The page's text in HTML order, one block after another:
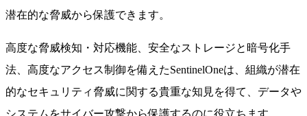
潜在的な脅威から保護できます。
高度な脅威検知・対応機能、安全なストレージと暗号化手
法、高度なアクセス制御を備えたSentinelOneは、組織が潜在
的なセキュリティ脅威に関する貴重な知見を得て、データや
システムをサイバー攻撃から保護するのに役立ちます。